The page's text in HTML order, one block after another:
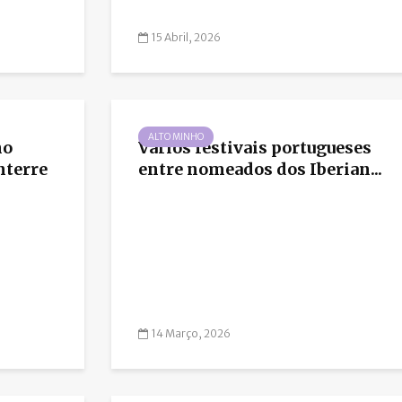
15 Abril, 2026
ALTO MINHO
Vários festivais portugueses
entre nomeados dos Iberian...
14 Março, 2026